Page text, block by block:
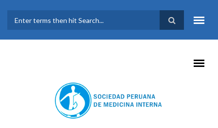
FORMULARIO DE
BÚSQUEDA